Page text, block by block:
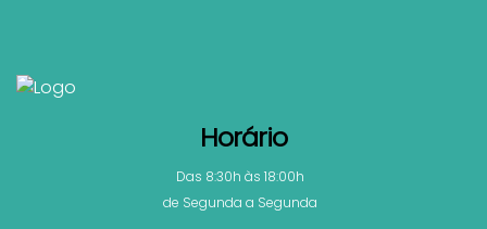
147.56m²
Horário
Das 8:30h às 18:00h
de Segunda a Segunda